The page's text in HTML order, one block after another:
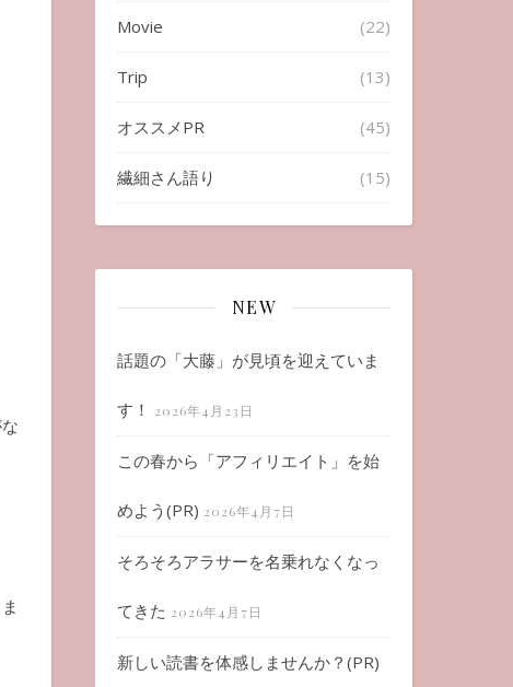
Movie (22)
Trip (13)
オススメPR (45)
繊細さん語り (15)
NEW
話題の「大藤」が見頃を迎えていま
す！ 2026年4月23日
この春から「アフィリエイト」を始
めよう(PR) 2026年4月7日
そろそろアラサーを名乗れなくなっ
てきた 2026年4月7日
新しい読書を体感しませんか？(PR)